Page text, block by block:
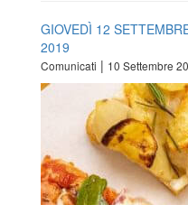
GIOVEDÌ 12
2019
Comunicati | 10 Settembre